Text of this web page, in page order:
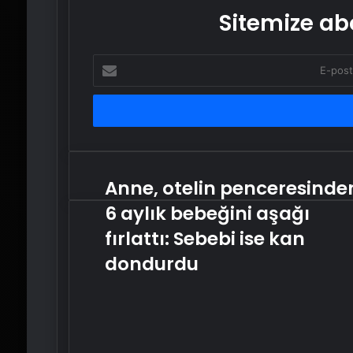
Sitemize
posta
adresinizi
Anne,
otelin
penceresinden
6
aylık
bebeğini
Anne, otelin
6 aylık bebeğini aşağı
fırlattı: Sebebi ise kan
dondurdu